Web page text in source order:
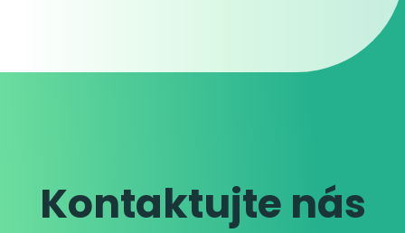
Kontaktujte nás